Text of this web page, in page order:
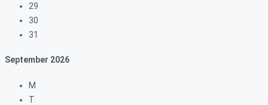
29
30
31
September 2026
M
T